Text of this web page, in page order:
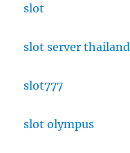
slot
slot server thailand
slot777
slot olympus